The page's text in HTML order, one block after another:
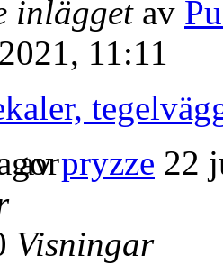
inlägget av
11:11
avpryzze 22
Visningar